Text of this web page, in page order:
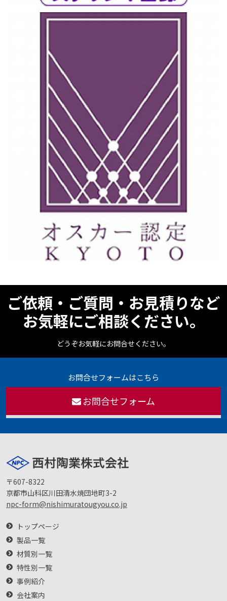
ご依頼・ご質問・お見積りなど
お気軽にご相談ください。
どうぞお気軽にお問合せください。
お問合せフォームはこちら
お問合せフォーム
〒607-8322
京都市山科区川田清水焼団地町3-2
npc-form@nishimuratougyou.co.jp
トップページ
製品一覧
材質別一覧
特性別一覧
事例紹介
会社案内